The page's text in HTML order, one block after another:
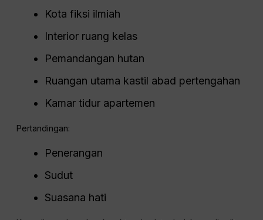
Kota fiksi ilmiah
Interior ruang kelas
Pemandangan hutan
Ruangan utama kastil abad pertengahan
Kamar tidur apartemen
Pertandingan:
Penerangan
Sudut
Suasana hati